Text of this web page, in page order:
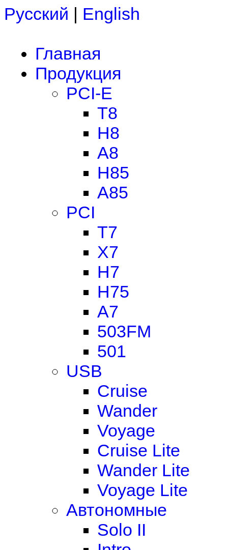
Русский | English
Главная
Продукция
PCI-E
T8
H8
A8
H85
A85
PCI
T7
X7
H7
H75
A7
503FM
501
USB
Cruise
Wander
Voyage
Cruise Lite
Wander Lite
Voyage Lite
Автономные
Solo II